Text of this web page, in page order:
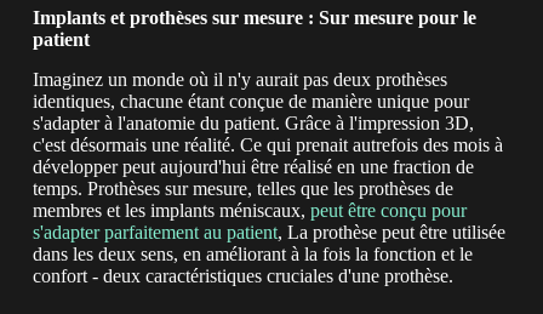
Implants et prothèses sur mesure : Sur mesure pour le
patient
Imaginez un monde où il n'y aurait pas deux prothèses
identiques, chacune étant conçue de manière unique pour
s'adapter à l'anatomie du patient. Grâce à l'impression 3D,
c'est désormais une réalité. Ce qui prenait autrefois des mois à
développer peut aujourd'hui être réalisé en une fraction de
temps. Prothèses sur mesure, telles que les prothèses de
membres et les implants méniscaux, peut être conçu pour
s'adapter parfaitement au patient, La prothèse peut être utilisée
dans les deux sens, en améliorant à la fois la fonction et le
confort - deux caractéristiques cruciales d'une prothèse.